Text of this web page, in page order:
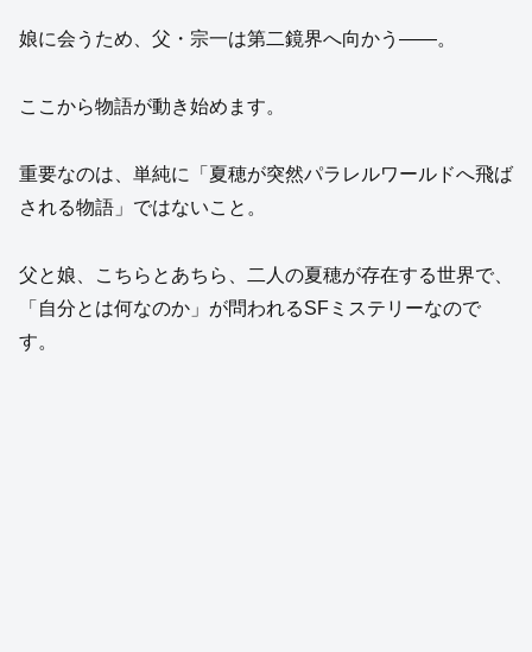
娘に会うため、父・宗一は第二鏡界へ向かう――。
ここから物語が動き始めます。
重要なのは、単純に「夏穂が突然パラレルワールドへ飛ば
される物語」ではないこと。
父と娘、こちらとあちら、二人の夏穂が存在する世界で、
「自分とは何なのか」が問われるSFミステリーなので
す。